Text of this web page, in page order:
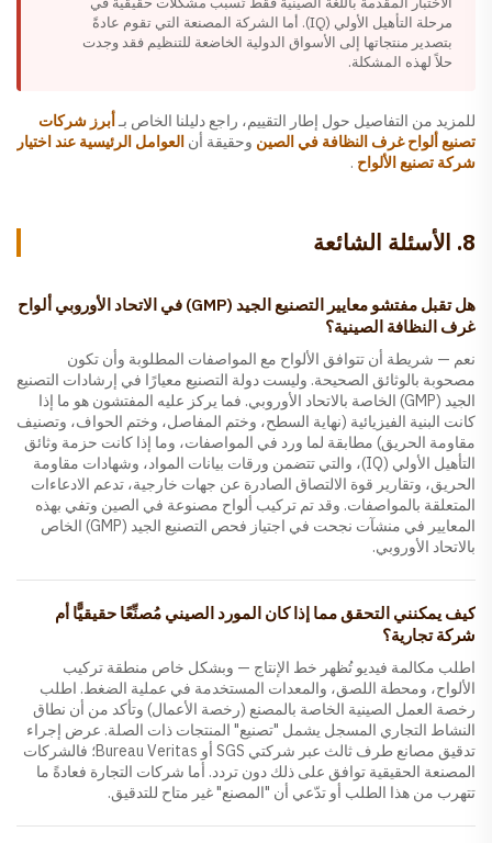
مرحلة التأهيل الأولي (IQ). أما الشركة المصنعة التي تقوم عادةً
بتصدير منتجاتها إلى الأسواق الدولية الخاضعة للتنظيم فقد وجدت
حلاً لهذه المشكلة.
للمزيد من التفاصيل حول إطار التقييم، راجع دليلنا الخاص بـأبرز شركات
تصنيع ألواح غرف النظافة في الصين وحقيقة أن العوامل الرئيسية عند اختيار
شركة تصنيع الألواح .
8. الأسئلة الشائعة
هل تقبل مفتشو معايير التصنيع الجيد (GMP) في الاتحاد الأوروبي ألواح
غرف النظافة الصينية؟
نعم — شريطة أن تتوافق الألواح مع المواصفات المطلوبة وأن تكون
مصحوبة بالوثائق الصحيحة. وليست دولة التصنيع معيارًا في إرشادات التصنيع
الجيد (GMP) الخاصة بالاتحاد الأوروبي. فما يركز عليه المفتشون هو ما إذا
كانت البنية الفيزيائية (نهاية السطح، وختم المفاصل، وختم الحواف، وتصنيف
مقاومة الحريق) مطابقة لما ورد في المواصفات، وما إذا كانت حزمة وثائق
التأهيل الأولي (IQ)، والتي تتضمن ورقات بيانات المواد، وشهادات مقاومة
الحريق، وتقارير قوة الالتصاق الصادرة عن جهات خارجية، تدعم الادعاءات
المتعلقة بالمواصفات. وقد تم تركيب ألواح مصنوعة في الصين وتفي بهذه
المعايير في منشآت نجحت في اجتياز فحص التصنيع الجيد (GMP) الخاص
بالاتحاد الأوروبي.
كيف يمكنني التحقق مما إذا كان المورد الصيني مُصنِّعًا حقيقيًّا أم
شركة تجارية؟
اطلب مكالمة فيديو تُظهر خط الإنتاج — وبشكل خاص منطقة تركيب
الألواح، ومحطة اللصق، والمعدات المستخدمة في عملية الضغط. اطلب
رخصة العمل الصينية الخاصة بالمصنع (رخصة الأعمال) وتأكد من أن نطاق
النشاط التجاري المسجل يشمل "تصنيع" المنتجات ذات الصلة. عرض إجراء
تدقيق مصانع طرف ثالث عبر شركتي SGS أو Bureau Veritas؛ فالشركات
المصنعة الحقيقية توافق على ذلك دون تردد. أما شركات التجارة فعادةً ما
تتهرب من هذا الطلب أو تدّعي أن "المصنع" غير متاح للتدقيق.